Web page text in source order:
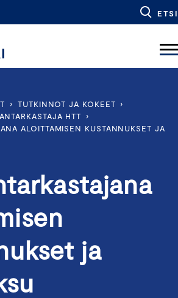
ETSI
› TUTKINNOT JA KOKEET ›
HTT
›
ALOITTAMISEN KUSTANNUKSET JA
ja